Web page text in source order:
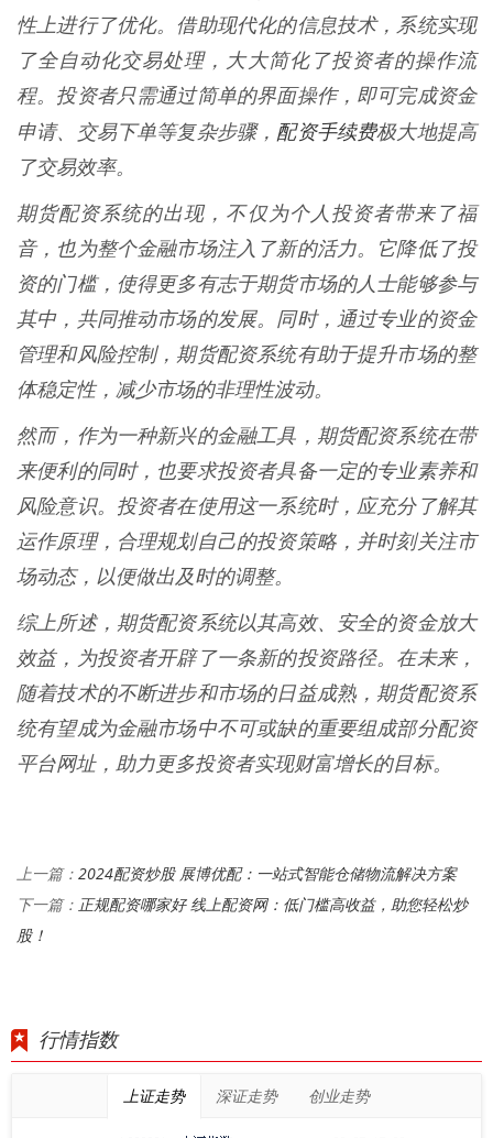
性上进行了优化。借助现代化的信息技术，系统实现
了全自动化交易处理，大大简化了投资者的操作流
程。投资者只需通过简单的界面操作，即可完成资金
申请、交易下单等复杂步骤， 配资手续费极大地提高
了交易效率。
期货配资系统的出现，不仅为个人投资者带来了福
音，也为整个金融市场注入了新的活力。它降低了投
资的门槛，使得更多有志于期货市场的人士能够参与
其中，共同推动市场的发展。同时，通过专业的资金
管理和风险控制，期货配资系统有助于提升市场的整
体稳定性，减少市场的非理性波动。
然而，作为一种新兴的金融工具，期货配资系统在带
来便利的同时，也要求投资者具备一定的专业素养和
风险意识。投资者在使用这一系统时，应充分了解其
运作原理，合理规划自己的投资策略，并时刻关注市
场动态，以便做出及时的调整。
综上所述，期货配资系统以其高效、安全的资金放大
效益，为投资者开辟了一条新的投资路径。在未来，
随着技术的不断进步和市场的日益成熟，期货配资系
统有望成为金融市场中不可或缺的重要组成部分配资
平台网址，助力更多投资者实现财富增长的目标。
上一篇： 2024配资炒股 展博优配：一站式智能仓储物流解决方案
下一篇： 正规配资哪家好 线上配资网：低门槛高收益，助您轻松炒
股！
行情指数
上证走势 深证走势 创业走势